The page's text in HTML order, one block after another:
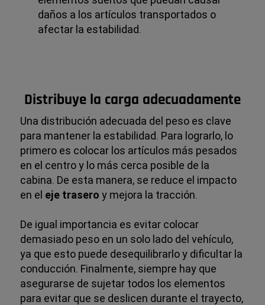
daños a los artículos transportados o
afectar la estabilidad.
Distribuye la carga adecuadamente
Una distribución adecuada del peso es clave
para mantener la estabilidad. Para lograrlo, lo
primero es colocar los artículos más pesados
en el centro y lo más cerca posible de la
cabina. De esta manera, se reduce el impacto
en el eje trasero y mejora la tracción.
De igual importancia es evitar colocar
demasiado peso en un solo lado del vehículo,
ya que esto puede desequilibrarlo y dificultar la
conducción. Finalmente, siempre hay que
asegurarse de sujetar todos los elementos
para evitar que se deslicen durante el trayecto,